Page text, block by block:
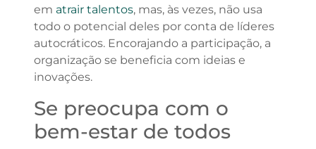
em atrair talentos, mas, às vezes, não usa
todo o potencial deles por conta de líderes
autocráticos. Encorajando a participação, a
organização se beneficia com ideias e
inovações.
Se preocupa com o
bem-estar de todos